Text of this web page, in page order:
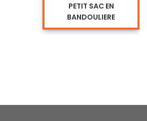
PETIT SAC EN
BANDOULIERE